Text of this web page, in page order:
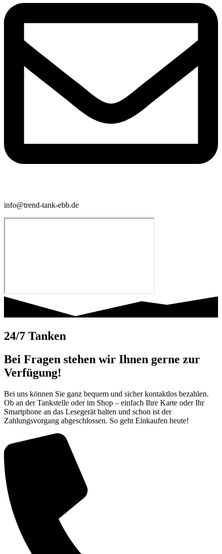
info@trend-tank-ebb.de
24/7 Tanken
Bei Fragen stehen wir Ihnen gerne zur
Verfügung!
Bei uns können Sie ganz bequem und sicher kontaktlos bezahlen.
Ob an der Tankstelle oder im Shop – einfach Ihre Karte oder Ihr
Smartphone an das Lesegerät halten und schon ist der
Zahlungsvorgang abgeschlossen. So geht Einkaufen heute!